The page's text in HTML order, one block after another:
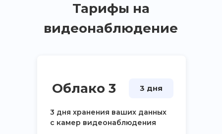
Тарифы на
видеонаблюдение
Облако 3
3 дня хранения ваших данных
с камер видеонаблюдения
3 дня